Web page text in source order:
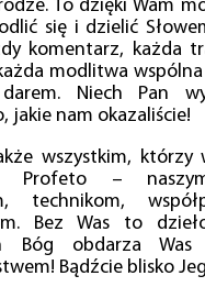
To dzięki Wam
się i dzielić
komentarz, każda
modlitwa wspólna
Niech Pan
jakie nam okazaliście!
wszystkim, którzy
Profeto –
technikom,
Bez Was to
Bóg obdarza Was
Bądźcie blisko